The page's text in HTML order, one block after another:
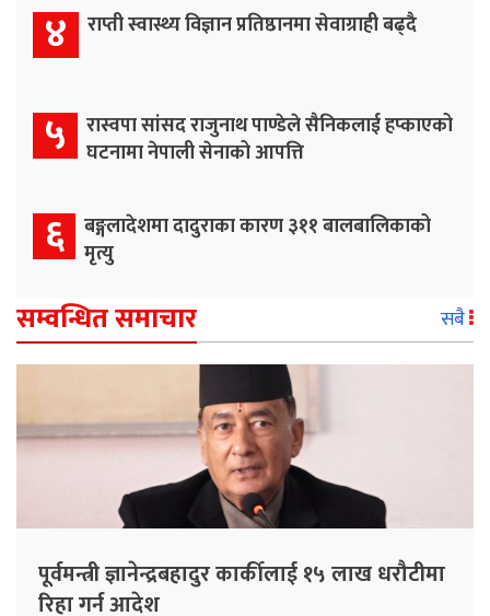
४ राप्ती स्वास्थ्य विज्ञान प्रतिष्ठानमा सेवाग्राही बढ्दै
५ रास्वपा सांसद राजुनाथ पाण्डेले सैनिकलाई हप्काएको
घटनामा नेपाली सेनाको आपत्ति
६ बङ्गलादेशमा दादुराका कारण ३११ बालबालिकाको
मृत्यु
सम्वन्धित समाचार सबै
पूर्वमन्त्री ज्ञानेन्द्रबहादुर कार्कीलाई १५ लाख धरौटीमा
रिहा गर्न आदेश